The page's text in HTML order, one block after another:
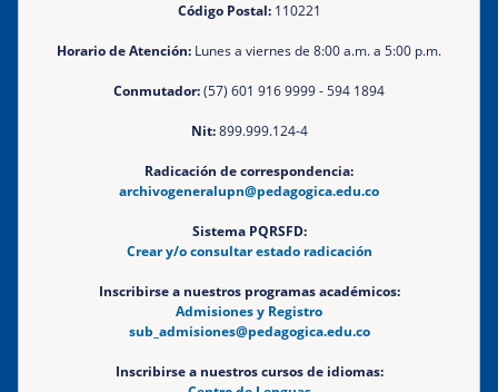
Código Postal:110221
Horario de Atención: Lunes a viernes de 8:00 a.m. a 5:00 p.m.
Conmutador:(57) 601 916 9999 - 594 1894
Nit:899.999.124-4
Radicación de correspondencia:
archivogeneralupn@pedagogica.edu.co
Sistema PQRSFD:
Crear y/o consultar estado radicación
Inscribirse a nuestros programas académicos:
Admisiones y Registro
sub_admisiones@pedagogica.edu.co
Inscribirse a nuestros cursos de idiomas: